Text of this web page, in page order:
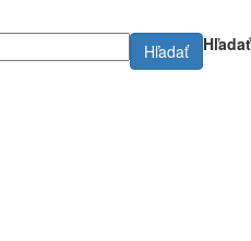
Hľadať
Hľadať